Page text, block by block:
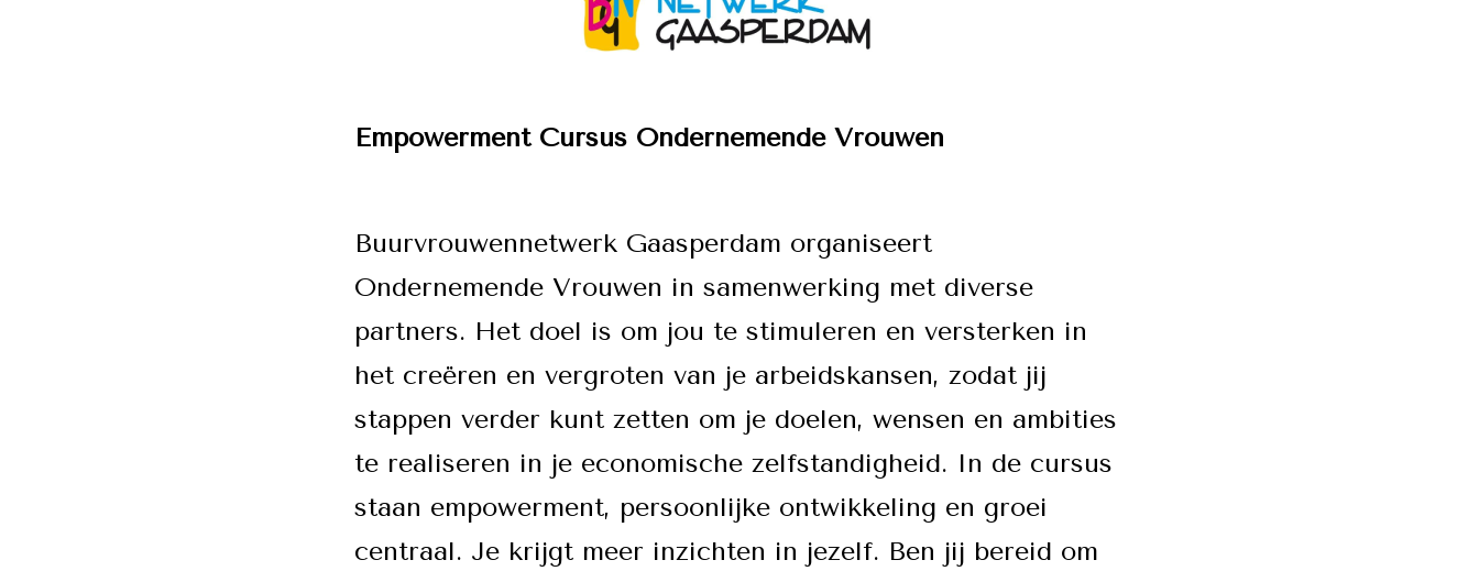
Empowerment Cursus Ondernemende Vrouwen
Buurvrouwennetwerk Gaasperdam organiseert
Ondernemende Vrouwen in samenwerking met diverse
partners. Het doel is om jou te stimuleren en versterken in
het creëren en vergroten van je arbeidskansen, zodat jij
stappen verder kunt zetten om je doelen, wensen en ambities
te realiseren in je economische zelfstandigheid. In de cursus
staan empowerment, persoonlijke ontwikkeling en groei
centraal. Je krijgt meer inzichten in jezelf. Ben jij bereid om